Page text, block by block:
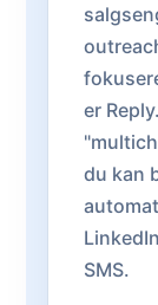
er
du kan
SMS.